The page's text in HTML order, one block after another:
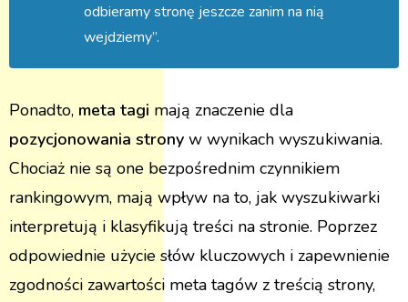
odbieramy stronę jeszcze zanim na nią
wejdziemy”.
Ponadto, meta tagi mają znaczenie dla
pozycjonowania strony w wynikach wyszukiwania.
Chociaż nie są one bezpośrednim czynnikiem
rankingowym, mają wpływ na to, jak wyszukiwarki
interpretują i klasyfikują treści na stronie. Poprzez
odpowiednie użycie słów kluczowych i zapewnienie
zgodności zawartości meta tagów z treścią strony,